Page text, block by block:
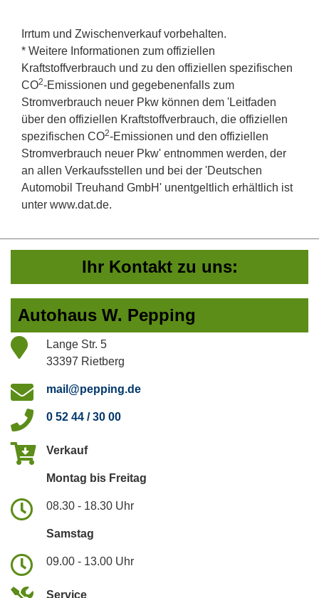
Irrtum und Zwischenverkauf vorbehalten.
* Weitere Informationen zum offiziellen
Kraftstoffverbrauch und zu den offiziellen spezifischen
CO2-Emissionen und gegebenenfalls zum
Stromverbrauch neuer Pkw können dem 'Leitfaden
über den offiziellen Kraftstoffverbrauch, die offiziellen
spezifischen CO2-Emissionen und den offiziellen
Stromverbrauch neuer Pkw' entnommen werden, der
an allen Verkaufsstellen und bei der 'Deutschen
Automobil Treuhand GmbH' unentgeltlich erhältlich ist
unter www.dat.de.
Ihr Kontakt zu uns:
Autohaus W. Pepping
Lange Str. 5
33397 Rietberg
mail@pepping.de
0 52 44 / 30 00
Verkauf
Montag bis Freitag
08.30 - 18.30 Uhr
Samstag
09.00 - 13.00 Uhr
Service